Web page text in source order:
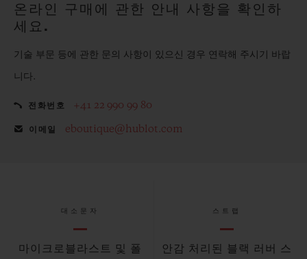
온라인 구매에 관한 안내 사항을 확인하
세요.
기술 부문 등에 관한 문의 사항이 있으신 경우 연락해 주시기 바랍
니다.
전화번호 +41 22 990 99 80
이메일 eboutique@hublot.com
대소문자
마이크로블라스트 및 폴
스트랩
안감 처리된 블랙 러버 스